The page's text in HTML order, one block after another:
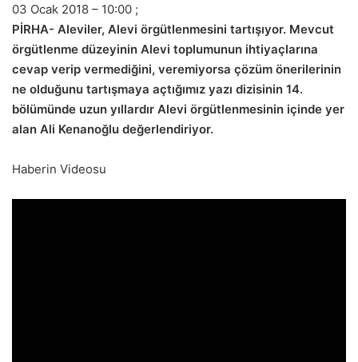
03 Ocak 2018 – 10:00 ;
PİRHA- Aleviler, Alevi örgütlenmesini tartışıyor. Mevcut
örgütlenme düzeyinin Alevi toplumunun ihtiyaçlarına
cevap verip vermediğini, veremiyorsa çözüm önerilerinin
ne olduğunu tartışmaya açtığımız yazı dizisinin 14.
bölümünde uzun yıllardır Alevi örgütlenmesinin içinde yer
alan Ali Kenanoğlu değerlendiriyor.
Haberin Videosu